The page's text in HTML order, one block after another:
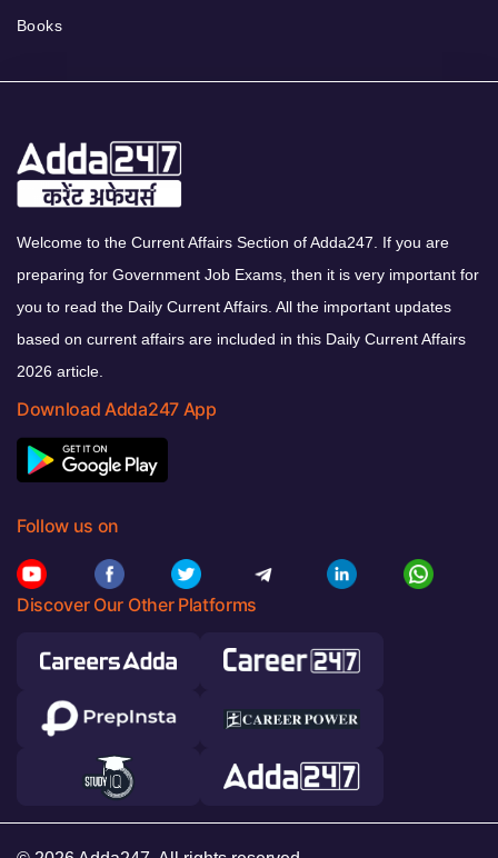
Books
Welcome to the Current Affairs Section of Adda247. If you are
preparing for Government Job Exams, then it is very important for
you to read the Daily Current Affairs. All the important updates
based on current affairs are included in this Daily Current Affairs
2026 article.
Download Adda247 App
Follow us on
Discover Our Other Platforms